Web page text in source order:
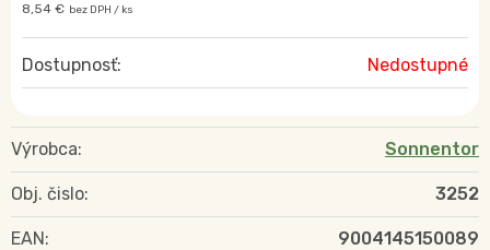
8,54 € bez DPH / ks
Dostupnosť: Nedostupné
Výrobca: Sonnentor
Obj. čislo: 3252
EAN: 9004145150089